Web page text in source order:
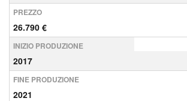
PREZZO
26.790 €
INIZIO PRODUZIONE
2017
FINE PRODUZIONE
2021